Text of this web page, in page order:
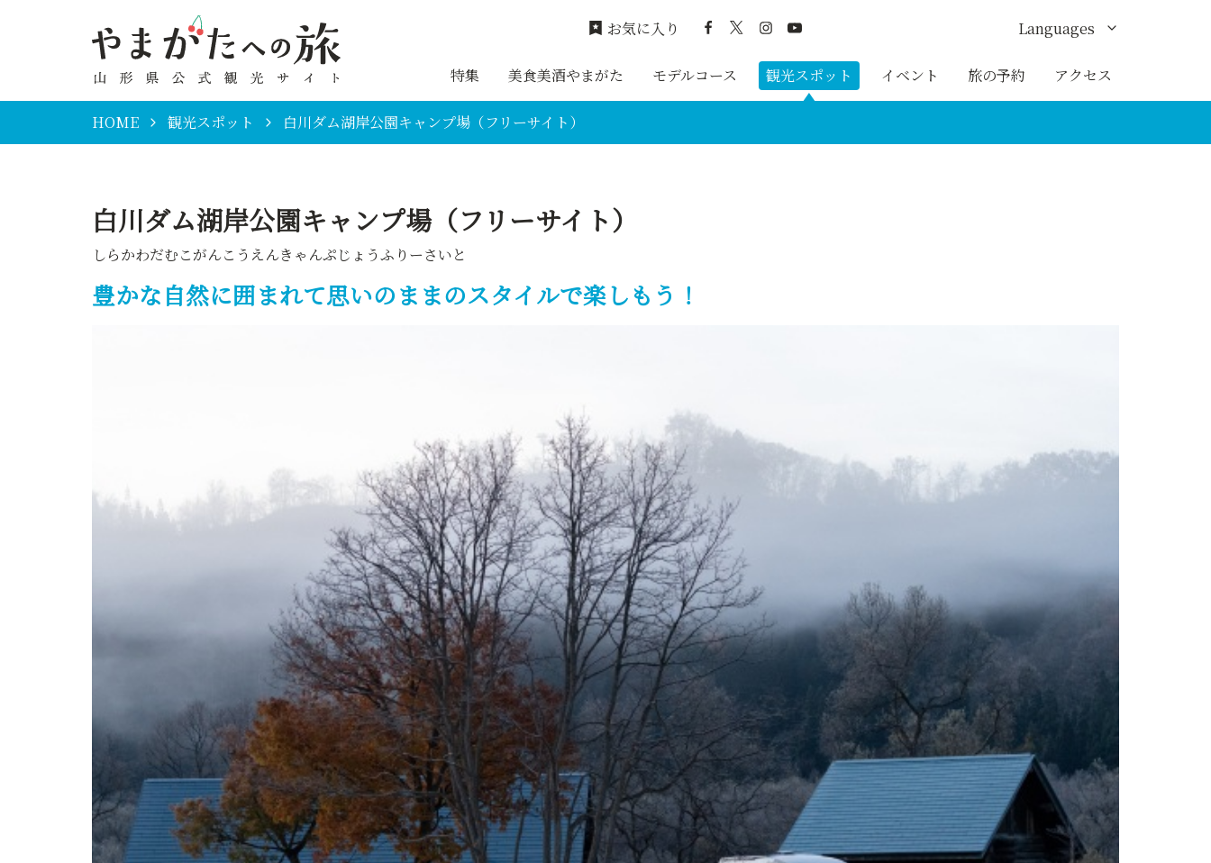
特集 美食美酒やまがた モデルコース 観光スポット イベント 旅の予約 アクセス
お気に入り Languages
English
HOME 観光スポット 白川ダム湖岸公園キャンプ場（フリーサイト）
白川ダム湖岸公園キャンプ場（フリーサイト）
しらかわだむこがんこうえんきゃんぷじょうふりーさいと
豊かな自然に囲まれて思いのままのスタイルで楽しもう！